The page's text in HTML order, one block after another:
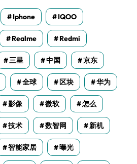
Iphone IQOO
Realme Redmi
三星 中国 京东
全球 区块 华为
影像 微软 怎么
技术 数智网 新机
智能家居 曝光